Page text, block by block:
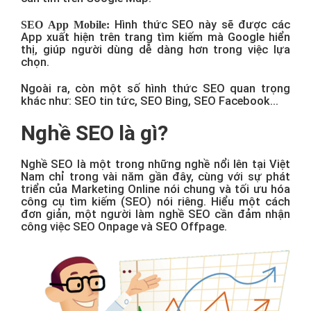
SEO App Mobile:
Hình thức SEO này sẽ được các
App xuất hiện trên trang tìm kiếm mà Google hiển
thị, giúp người dùng dễ dàng hơn trong việc lựa
chọn.
Ngoài ra, còn một số hình thức SEO quan trọng
khác như: SEO tin tức, SEO Bing, SEO Facebook…
Nghề SEO là gì?
Nghề SEO là một trong những nghề nổi lên tại Việt
Nam chỉ trong vài năm gần đây, cùng với sự phát
triển của Marketing Online nói chung và tối ưu hóa
công cụ tìm kiếm (SEO) nói riêng. Hiểu một cách
đơn giản, một người làm nghề SEO cần đảm nhận
công việc SEO Onpage và SEO Offpage.